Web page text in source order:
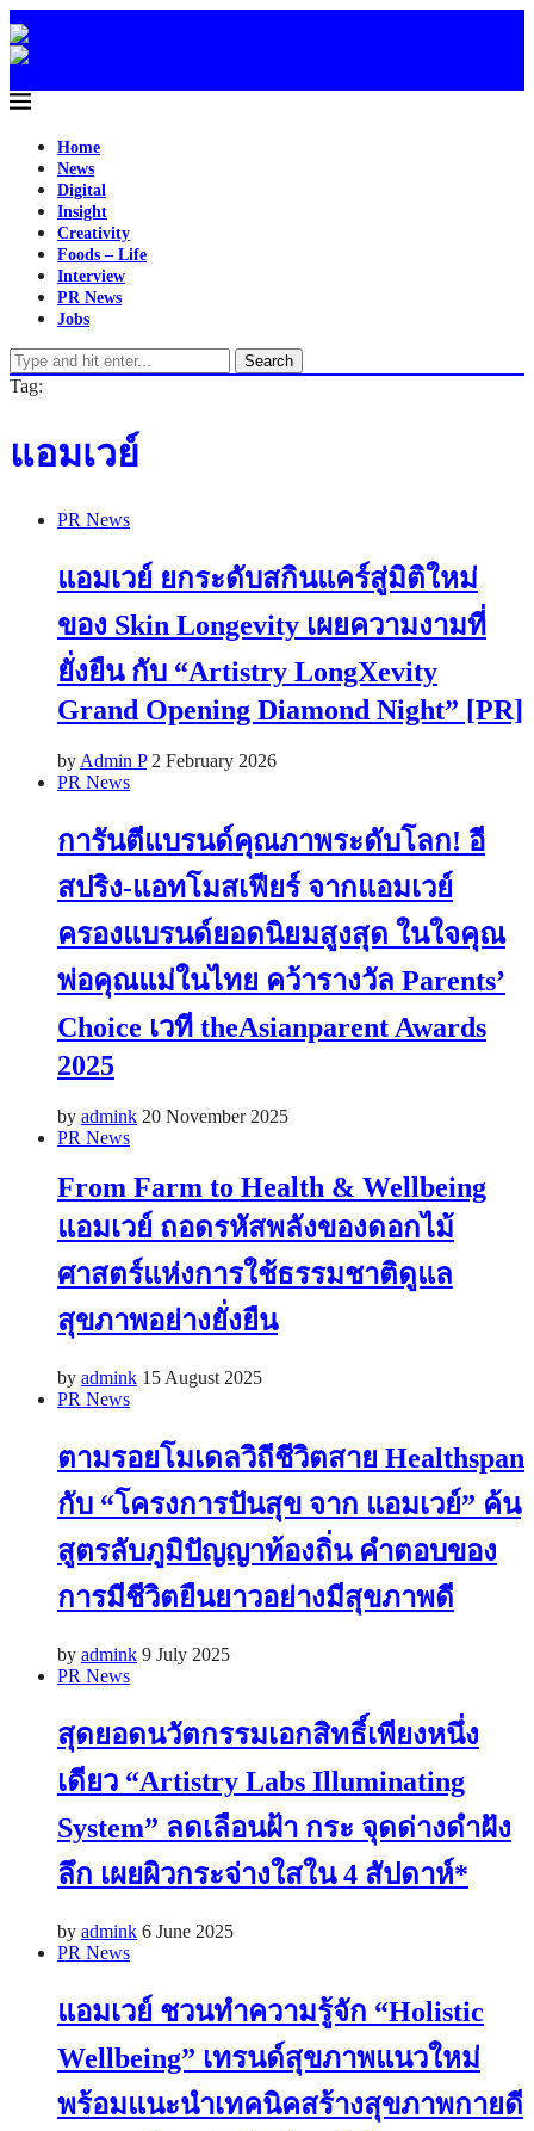
Home
News
Digital
Insight
Creativity
Foods – Life
Interview
PR News
Jobs
Search
Tag:
แอมเวย์
PR News
แอมเวย์ ยกระดับสกินแคร์สู่มิติใหม่
ของ Skin Longevity เผยความงามที่
ยั่งยืน กับ “Artistry LongXevity
Grand Opening Diamond Night” [PR]
by Admin P 2 February 2026
PR News
การันตีแบรนด์คุณภาพระดับโลก! อี
สปริง-แอทโมสเฟียร์ จากแอมเวย์
ครองแบรนด์ยอดนิยมสูงสุด ในใจคุณ
พ่อคุณแม่ในไทย คว้ารางวัล Parents’
Choice เวที theAsianparent Awards
2025
by admink 20 November 2025
PR News
From Farm to Health & Wellbeing
แอมเวย์ ถอดรหัสพลังของดอกไม้
ศาสตร์แห่งการใช้ธรรมชาติดูแล
สุขภาพอย่างยั่งยืน
by admink 15 August 2025
PR News
ตามรอยโมเดลวิถีชีวิตสาย Healthspan
กับ “โครงการปันสุข จาก แอมเวย์” ค้น
สูตรลับภูมิปัญญาท้องถิ่น คำตอบของ
การมีชีวิตยืนยาวอย่างมีสุขภาพดี
by admink 9 July 2025
PR News
สุดยอดนวัตกรรมเอกสิทธิ์เพียงหนึ่ง
เดียว “Artistry Labs Illuminating
System” ลดเลือนฝ้า กระ จุดด่างดำฝัง
ลึก เผยผิวกระจ่างใสใน 4 สัปดาห์*
by admink 6 June 2025
PR News
แอมเวย์ ชวนทำความรู้จัก “Holistic
Wellbeing” เทรนด์สุขภาพแนวใหม่
พร้อมแนะนำเทคนิคสร้างสุขภาพกายดี